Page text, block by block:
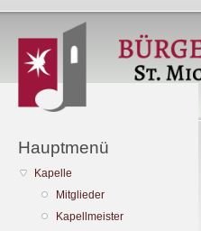
Hauptmenü
Kapelle
Mitglieder
Kapellmeister